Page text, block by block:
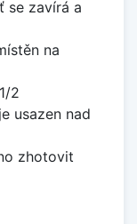
se zavírá a
na
2
usazen nad
zhotovit